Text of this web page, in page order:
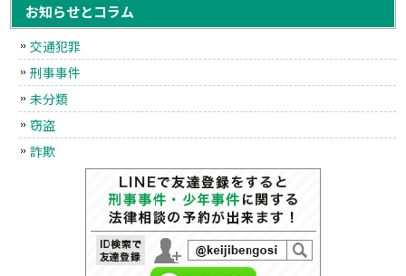
お知らせとコラム
交通犯罪
刑事事件
未分類
窃盗
詐欺